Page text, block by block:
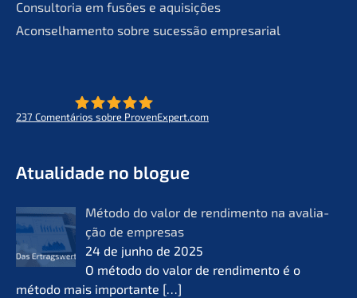
Consult­oria em fusões e aquisições
Aconsel­ha­men­to sobre suces­são empresarial
237 Comen­tá­ri­os sobre ProvenExpert.com
Atual­i­da­de no blogue
Método do valor de rendi­men­to na avalia­
ção de empre­sas
24 de junho de 2025
O método do valor de rendi­men­to é o
método mais importan­te […]